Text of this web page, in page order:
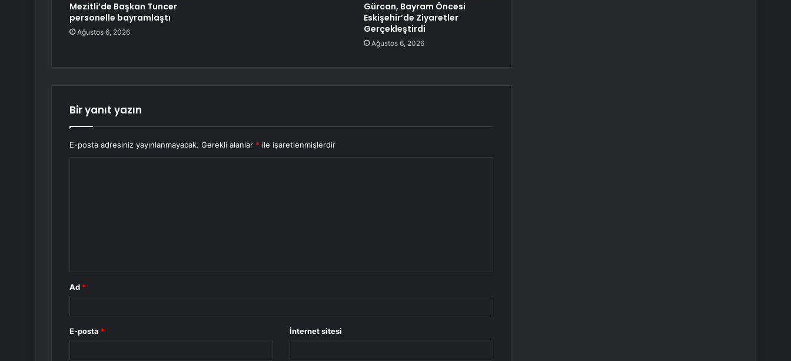
Mezitli’de Başkan Tuncer
personelle bayramlaştı
Ağustos 6, 2026
Gürcan, Bayram Öncesi
Eskişehir’de Ziyaretler
Gerçekleştirdi
Ağustos 6, 2026
Bir yanıt yazın
E-posta adresiniz yayınlanmayacak. Gerekli alanlar * ile işaretlenmişlerdir
Ad *
E-posta * İnternet sitesi